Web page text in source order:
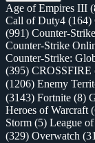
Age of Empires III
Call of Duty4 (164)
(991) Counter-
Counter-Strike
Counter-Strike:
(395) CROSSFIRE
(1206) Enemy
(3143) Fortnite (8)
Heroes of Warcraft
Storm (5) League
(329) Overwatch